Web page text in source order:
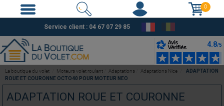
0
Service client : 04 67 07 29 85
ADAPTATION ROUE ET COURONNE
La boutique du volet Moteurs volet roulant Adaptations Adaptations Nice
ADAPTATION
ROUE ET COURONNE OCTO40 POUR MOTEUR NEO